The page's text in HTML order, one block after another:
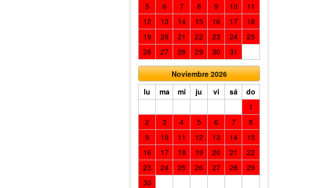
5
6 7 8 9 10
11
12
13 14 15 16 17
18
19
20 21 22 23 24
25
26
27 28 29 30 31
Noviembre 2026
lu
ma mi ju vi sá
do
1
2
3 4 5 6 7
8
9
10 11 12 13 14
15
16
17 18 19 20 21
22
23
24 25 26 27 28
29
30